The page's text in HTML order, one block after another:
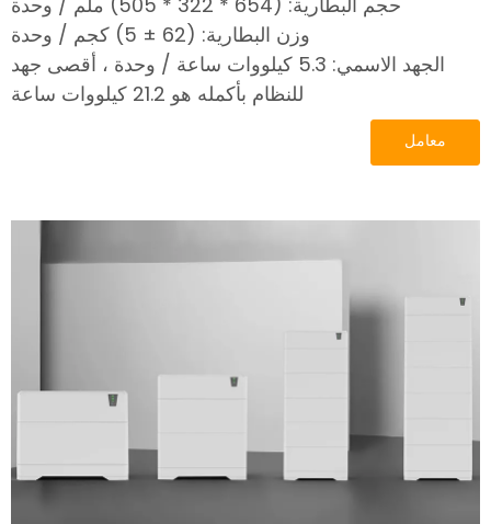
وزن البطارية: (62 ± 5) كجم / وحدة
الجهد الاسمي: 5.3 كيلووات ساعة / وحدة ، أقصى جهد
للنظام بأكمله هو 21.2 كيلووات ساعة
معامل